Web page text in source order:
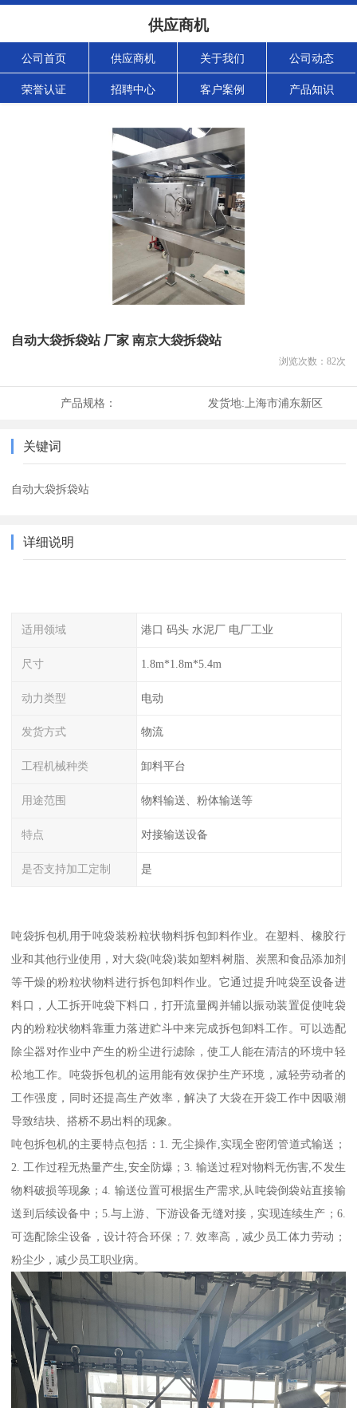
供应商机
公司首页 供应商机 关于我们 公司动态
荣誉认证 招聘中心 客户案例 产品知识
自动大袋拆袋站 厂家 南京大袋拆袋站
浏览次数： 82次
产品规格： 发货地: 上海市浦东新区
关键词
自动大袋拆袋站
详细说明
适用领域 港口 码头 水泥厂 电厂工业
尺寸 1.8m*1.8m*5.4m
动力类型 电动
发货方式 物流
工程机械种类 卸料平台
用途范围 物料输送、粉体输送等
特点 对接输送设备
是否支持加工定制 是
吨袋拆包机用于吨袋装粉粒状物料拆包卸料作业。在塑料、橡胶行
业和其他行业使用，对大袋(吨袋)装如塑料树脂、炭黑和食品添加剂
等干燥的粉粒状物料进行拆包卸料作业。它通过提升吨袋至设备进
料口，人工拆开吨袋下料口，打开流量阀并辅以振动装置促使吨袋
内的粉粒状物料靠重力落进贮斗中来完成拆包卸料工作。可以选配
除尘器对作业中产生的粉尘进行滤除，使工人能在清洁的环境中轻
松地工作。吨袋拆包机的运用能有效保护生产环境，减轻劳动者的
工作强度，同时还提高生产效率，解决了大袋在开袋工作中因吸潮
导致结块、搭桥不易出料的现象。
吨包拆包机的主要特点包括：1. 无尘操作,实现全密闭管道式输送；
2. 工作过程无热量产生,安全防爆；3. 输送过程对物料无伤害,不发生
物料破损等现象；4. 输送位置可根据生产需求,从吨袋倒袋站直接输
送到后续设备中；5.与上游、下游设备无缝对接，实现连续生产；6.
可选配除尘设备，设计符合环保；7. 效率高，减少员工体力劳动；
粉尘少，减少员工职业病。